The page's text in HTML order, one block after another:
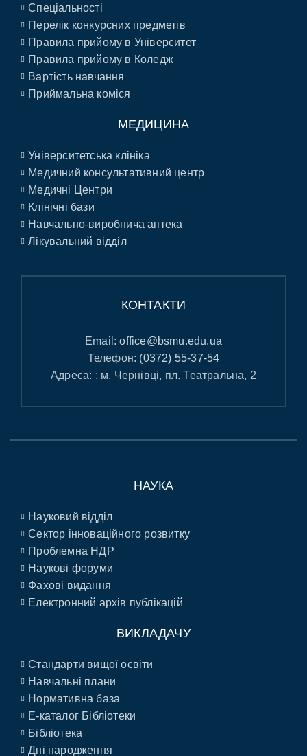
Спеціальності
Перелік конкурсних предметів
Правила прийому в Університет
Правила прийому в Коледж
Вартість навчання
Приймальна коміся
МЕДИЦИНА
Університетська клініка
Медичний консультативний центр
Медичні Центри
Клінічні бази
Навчально-виробнича аптека
Лікувальний відділ
КОНТАКТИ
Email:office@bsmu.edu.ua
Телефон: (0372) 55-37-54
Адреса: : м. Чернівці, пл. Театральна, 2
НАУКА
Науковий відділ
Сектор інноваційного розвитку
Проблемна НДР
Наукові форуми
Фахові видання
Електронний архів публікацій
ВИКЛАДАЧУ
Стандарти вищої освіти
Навчальні плани
Нормативна база
E-каталог Бібліотеки
Бібліотека
Дні народження